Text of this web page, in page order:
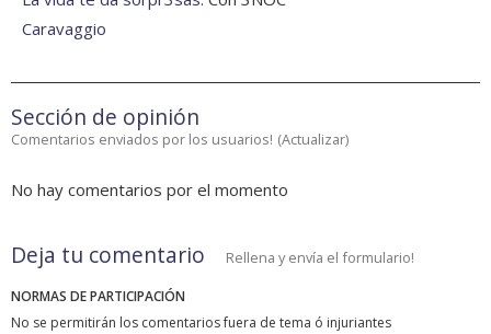
Caravaggio
Sección de opinión
Comentarios enviados por los usuarios! (Actualizar)
No hay comentarios por el momento
Deja tu comentario Rellena y envía el formulario!
NORMAS DE PARTICIPACIÓN
No se permitirán los comentarios fuera de tema ó injuriantes